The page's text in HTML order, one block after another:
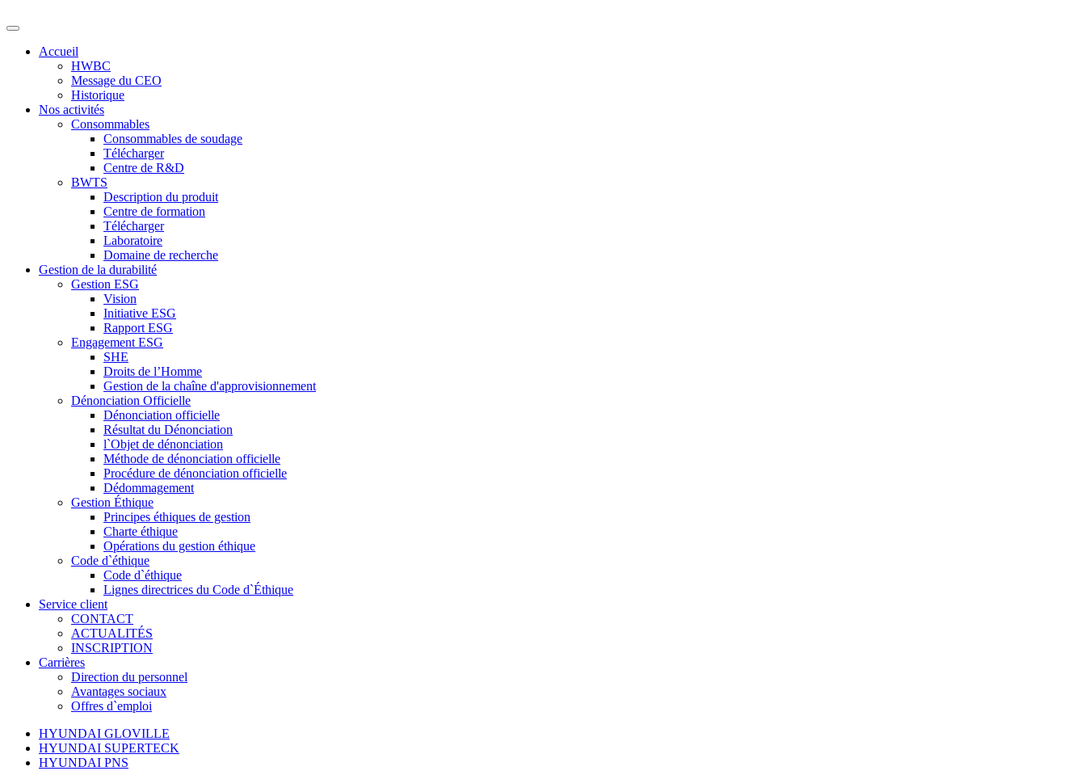
Accueil
HWBC
Message du CEO
Historique
Nos activités
Consommables
Consommables de soudage
Télécharger
Centre de R&D
BWTS
Description du produit
Centre de formation
Télécharger
Laboratoire
Domaine de recherche
Gestion de la durabilité
Gestion ESG
Vision
Initiative ESG
Rapport ESG
Engagement ESG
SHE
Droits de l’Homme
Gestion de la chaîne d'approvisionnement
Dénonciation Officielle
Dénonciation officielle
Résultat du Dénonciation
l`Objet de dénonciation
Méthode de dénonciation officielle
Procédure de dénonciation officielle
Dédommagement
Gestion Éthique
Principes éthiques de gestion
Charte éthique
Opérations du gestion éthique
Code d`éthique
Code d`éthique
Lignes directrices du Code d`Éthique
Service client
CONTACT
ACTUALITÉS
INSCRIPTION
Carrières
Direction du personnel
Avantages sociaux
Offres d`emploi
HYUNDAI GLOVILLE
HYUNDAI SUPERTECK
HYUNDAI PNS